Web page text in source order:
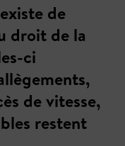
de
droit de la
ci
de vitesse,
restent